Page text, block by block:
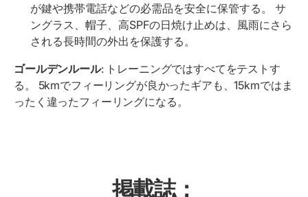
が鍵や携帯電話などの必需品を安全に保管する。 サ
ングラス、帽子、高SPFの日焼け止めは、風雨にさら
される長時間の外出を保護する。
ゴールデンルール: トレーニングではすべてをテストす
る。 5kmでフィーリングが良かったギアも、15kmではま
ったく違ったフィーリングになる。
掲載誌：